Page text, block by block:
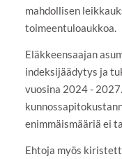
mahdollisen
toimeentuloaukkoa.
Eläkkeensaajan
indeksijäädytys ja
vuosina 2024 -
enimmäismääriä ei
Ehtoja myös